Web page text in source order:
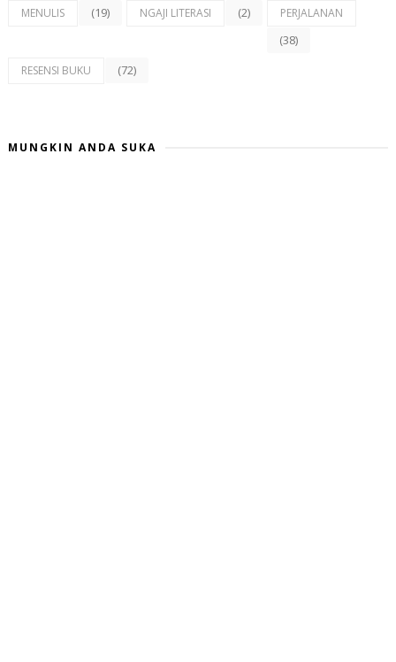
MENULIS (19) NGAJI LITERASI (2) PERJALANAN
(38)
RESENSI BUKU (72)
MUNGKIN ANDA SUKA